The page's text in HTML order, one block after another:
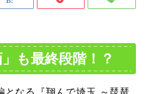
も最終段階！？